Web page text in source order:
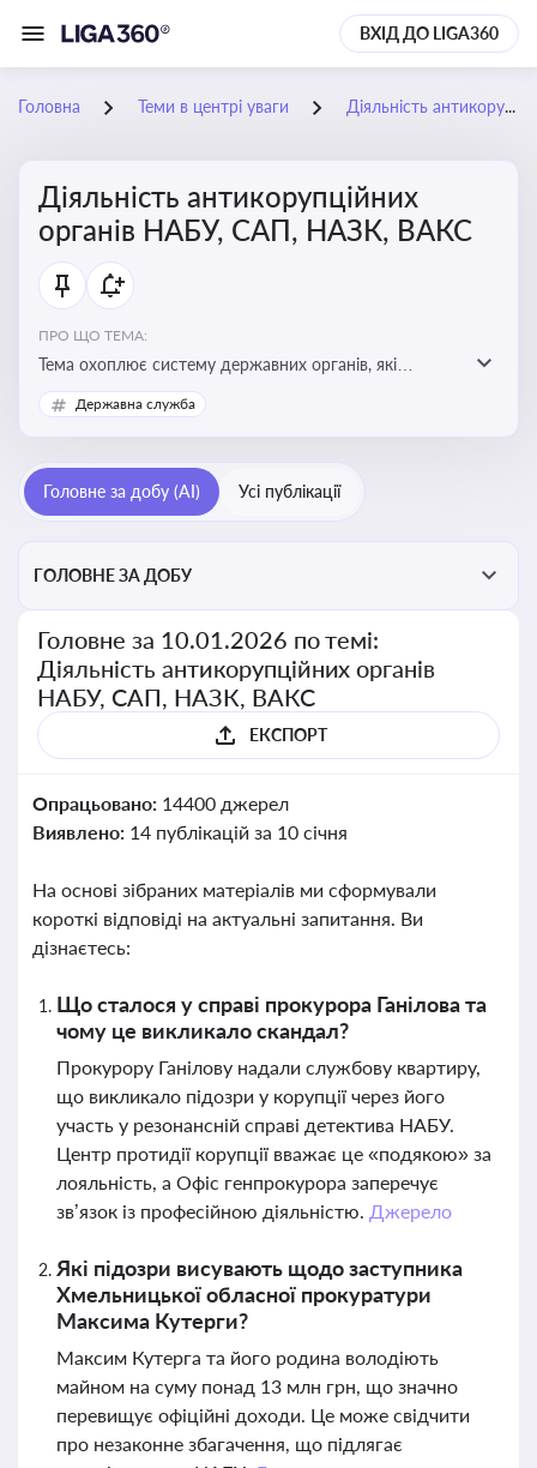
ВХІД ДО LIGA360
Головна Теми в центрі уваги Діяльність антикорупційних органів НАБУ, САП, НАЗК, ВАКС
Діяльність антикорупційних
органів НАБУ, САП, НАЗК, ВАКС
ПРО ЩО ТЕМА:
Тема охоплює систему державних органів, які
здійснюють запобігання, виявлення та розслідування
корупційних правопорушень, що є ключовим
у державному управлінні та бізнесі
Державна служба
Головне за добу (AI) Усі публікації
ГОЛОВНЕ ЗА ДОБУ
Головне за 10.01.2026 по темі:
Діяльність антикорупційних органів
НАБУ, САП, НАЗК, ВАКС
ЕКСПОРТ
Опрацьовано: 14400 джерел
Виявлено: 14 публікацій за 10 січня
На основі зібраних матеріалів ми сформували
короткі відповіді на актуальні запитання. Ви
дізнаєтесь:
Що сталося у справі прокурора Ганілова та
чому це викликало скандал?
Прокурору Ганілову надали службову квартиру,
що викликало підозри у корупції через його
участь у резонансній справі детектива НАБУ.
Центр протидії корупції вважає це «подякою» за
лояльність, а Офіс генпрокурора заперечує
зв’язок із професійною діяльністю. Джерело
Які підозри висувають щодо заступника
Хмельницької обласної прокуратури
Максима Кутерги?
Максим Кутерга та його родина володіють
майном на суму понад 13 млн грн, що значно
перевищує офіційні доходи. Це може свідчити
про незаконне збагачення, що підлягає